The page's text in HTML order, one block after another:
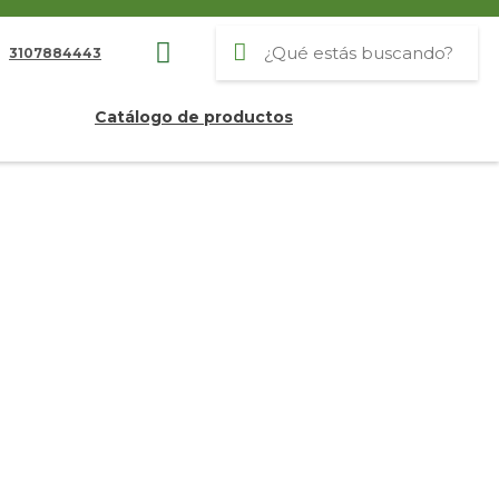
3107884443
Catálogo de productos